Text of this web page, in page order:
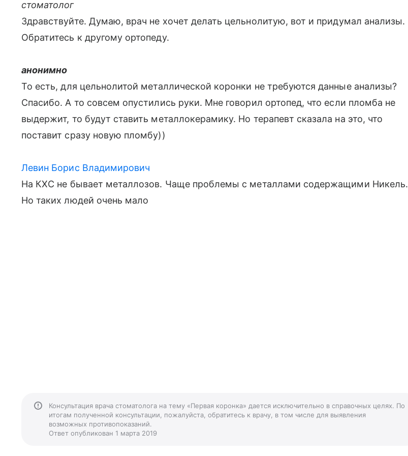
стоматолог
Здравствуйте. Думаю, врач не хочет делать цельнолитую, вот и придумал анализы.
Обратитесь к другому ортопеду.
анонимно
То есть, для цельнолитой металлической коронки не требуются данные анализы?
Спасибо. А то совсем опустились руки. Мне говорил ортопед, что если пломба не
выдержит, то будут ставить металлокерамику. Но терапевт сказала на это, что
поставит сразу новую пломбу))
Левин Борис Владимирович
На КХС не бывает металлозов. Чаще проблемы с металлами содержащими Никель.
Но таких людей очень мало
Консультация врача стоматолога на тему «Первая коронка» дается исключительно в справочных целях. По
итогам полученной консультации, пожалуйста, обратитесь к врачу, в том числе для выявления
возможных противопоказаний.
Ответ опубликован 1 марта 2019